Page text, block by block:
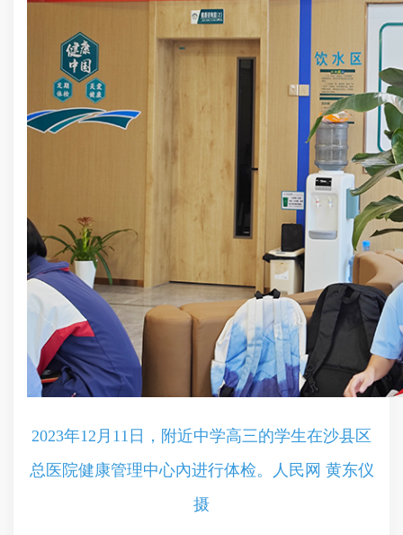
2023年12月11日，附近中学高三的学生在沙县区
总医院健康管理中心內进行体检。人民网 黄东仪
摄